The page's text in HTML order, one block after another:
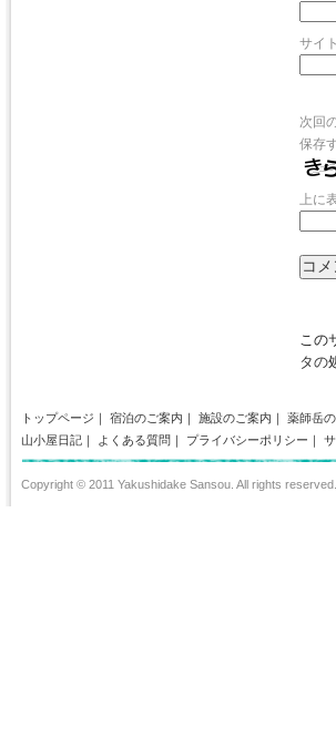
サイト
次回
保存
上に
この
タの
トップページ ｜ 宿泊のご案内 ｜ 施設のご案内 ｜ 薬師岳
山小屋日記 ｜ よくある質問 ｜ プライバシーポリシー ｜
Copyright © 2011 Yakushidake Sansou. All rights reserved.